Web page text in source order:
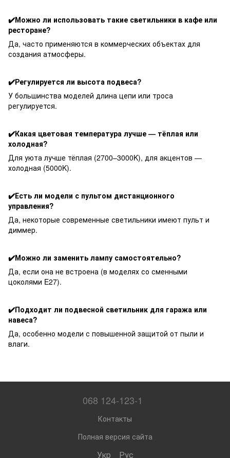
✔️Можно ли использовать такие светильники в кафе или
ресторане?
Да, часто применяются в коммерческих объектах для
создания атмосферы.
✔️Регулируется ли высота подвеса?
У большинства моделей длина цепи или троса
регулируется.
✔️Какая цветовая температура лучше — тёплая или
холодная?
Для уюта лучше тёплая (2700–3000K), для акцентов —
холодная (5000K).
✔️Есть ли модели с пультом дистанционного
управления?
Да, некоторые современные светильники имеют пульт и
диммер.
✔️Можно ли заменить лампу самостоятельно?
Да, если она не встроена (в моделях со сменными
цоколями E27).
✔️Подходит ли подвесной светильник для гаража или
навеса?
Да, особенно модели с повышенной защитой от пыли и
влаги.
068 124-123-1
Контакты
Полная версия сайта
Укр Рус